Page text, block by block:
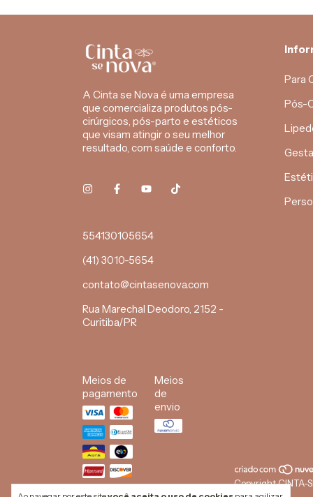
A Cinta se Nova é uma empresa
que comercializa produtos pós-
cirúrgicos, pós-parto e estéticos
que visam atingir o seu melhor
resultado, com saúde e conforto.
554130105654
(41) 3010-5654
contato@cintasenova.com
Rua Marechal Deodoro, 2152 -
Curitiba/PR
Para
Pós-
Meios de
pagamento
Meios
de
envio
Copyright CINTA-
reservados.